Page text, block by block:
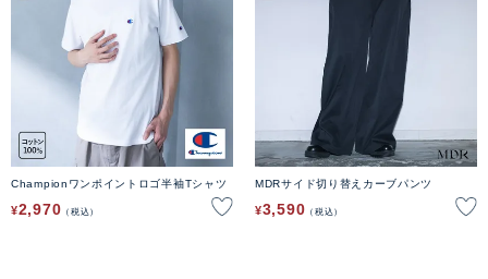
Championワンポイントロゴ半袖Tシャツ
¥2,970 税込
MDRサイド切り替えカーブパンツ
¥3,590 税込